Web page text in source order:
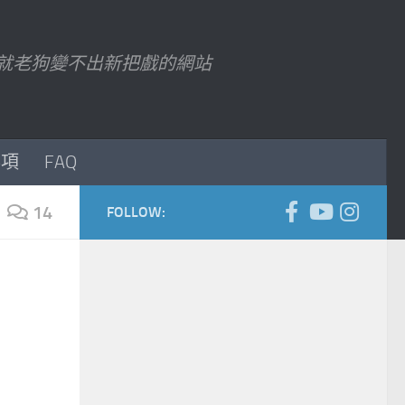
老狗變不出新把戲的網站
FAQ
14 FOLLOW: